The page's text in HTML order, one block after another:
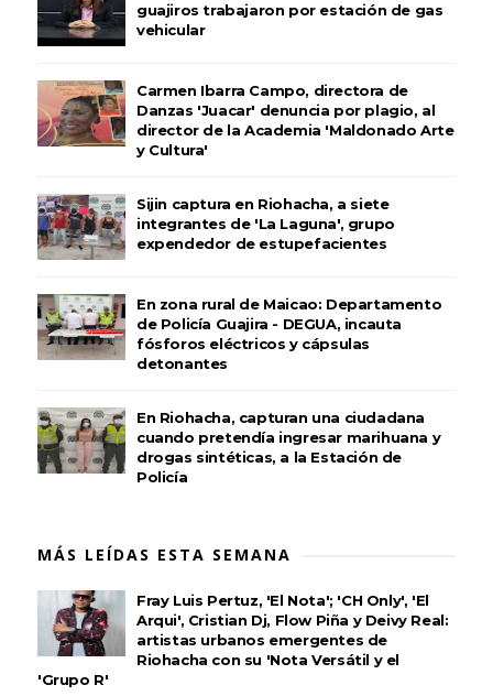
guajiros trabajaron por estación de gas
vehicular
Carmen Ibarra Campo, directora de
Danzas 'Juacar' denuncia por plagio, al
director de la Academia 'Maldonado Arte
y Cultura'
Sijin captura en Riohacha, a siete
integrantes de 'La Laguna', grupo
expendedor de estupefacientes
En zona rural de Maicao: Departamento
de Policía Guajira - DEGUA, incauta
fósforos eléctricos y cápsulas
detonantes
En Riohacha, capturan una ciudadana
cuando pretendía ingresar marihuana y
drogas sintéticas, a la Estación de
Policía
MÁS LEÍDAS ESTA SEMANA
Fray Luis Pertuz, 'El Nota'; 'CH Only', 'El
Arqui', Cristian Dj, Flow Piña y Deivy Real:
artistas urbanos emergentes de
Riohacha con su 'Nota Versátil y el
'Grupo R'